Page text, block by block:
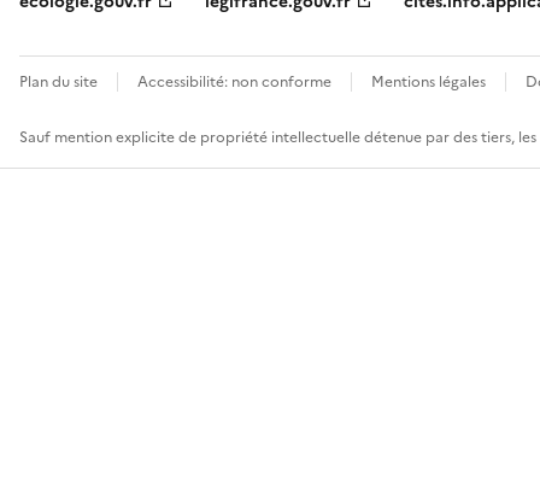
Plan du site Accessibilité: non conforme Mentions légales
Sauf mention explicite de propriété intellectuelle détenue par des tiers,